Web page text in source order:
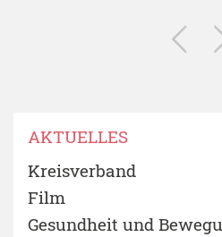
AKTUELLES
Kreisverband
Film
Gesundheit und